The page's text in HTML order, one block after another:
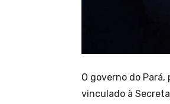
O governo do
vinculado à